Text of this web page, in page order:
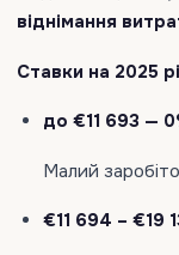
віднімання
Ставки на 2025
до €11 693 —
Малий
€11 694 – €19